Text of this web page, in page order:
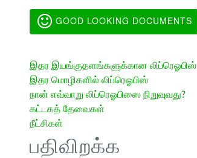
GOOD LOOKING DOCUMENTS
இதர இயங்குதளங்களுக்கான லிப்ரெஓபிஸ்
இதர மொழிகளில் லிப்ரெஓபிஸ்
நான் எவ்வாறு லிப்ரெஓபிஸை நிறுவுவது?
கட்டகத் தேவைகள்
நீட்சிகள்
பதிவிறக்க